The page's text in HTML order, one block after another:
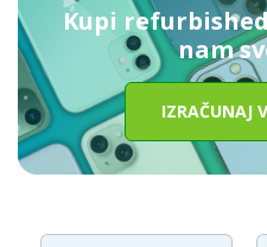
Kupi
nam
IZRAČUNAJ